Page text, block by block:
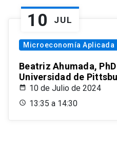
10 JUL
Microeconomía Aplicada
Beatriz Ahumada,
Universidad de
10 de Julio de 2024
13:35 a 14:30